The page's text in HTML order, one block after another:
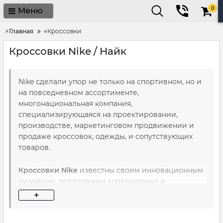
Меню 0
⚡Главная ⭐Кроссовки
Кроссовки Nike / Найк
Nike сделали упор не только на спортивном, но и
на повседневном ассортименте,
многонациональная компания,
специализирующаяся на проектировании,
производстве, маркетинговом продвижении и
продаже кроссовок, одежды, и сопутствующих
товаров.
Кроссовки Nike известны своим инновационным
дизайном, передовыми материалами и
технологиями, большую часть из которых
разработали сами, обеспечивающими
+